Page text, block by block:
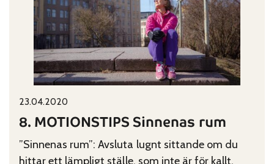
Published on:
23.04.2020
8. MOTIONSTIPS Sinnenas rum
”Sinnenas rum”: Avsluta lugnt sittande om du
hittar ett lämpligt ställe, som inte är för kallt.
Categories: